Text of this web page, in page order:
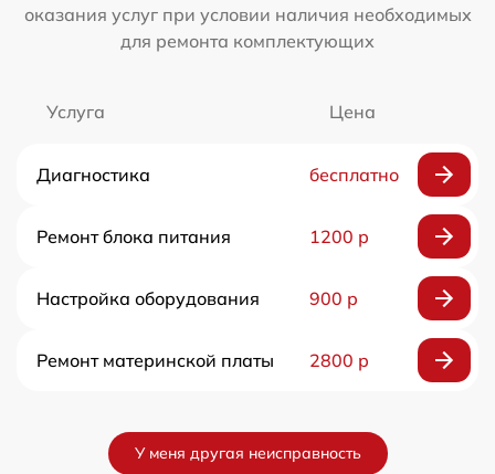
оказания услуг при условии наличия необходимых
для ремонта комплектующих
Услуга Цена
Диагностика бесплатно
Ремонт блока питания 1200 р
Настройка оборудования 900 р
Ремонт материнской платы 2800 р
У меня другая неисправность